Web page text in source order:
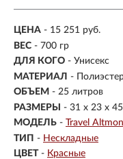
ЦЕНА - 15 251 руб.
ВЕС - 700 гр
ДЛЯ КОГО - Унисекс
МАТЕРИАЛ -
ОБЪЕМ - 25 литров
РАЗМЕРЫ
- 31 x 23 x
МОДЕЛЬ - Travel
ТИП - Нескладные
ЦВЕТ - Красные